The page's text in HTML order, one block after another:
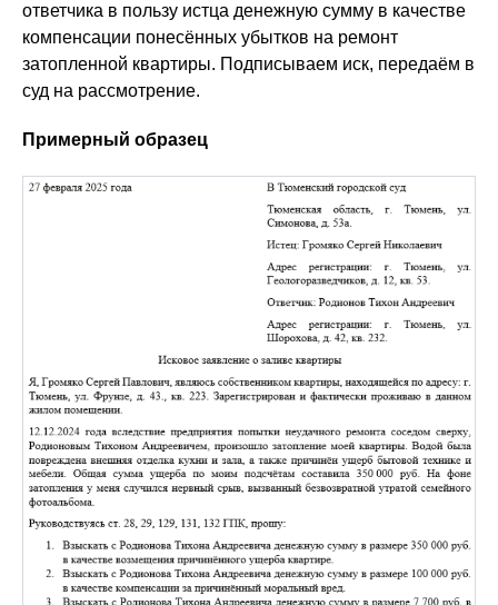
ответчика в пользу истца денежную сумму в качестве
компенсации понесённых убытков на ремонт
затопленной квартиры. Подписываем иск, передаём в
суд на рассмотрение.
Примерный образец